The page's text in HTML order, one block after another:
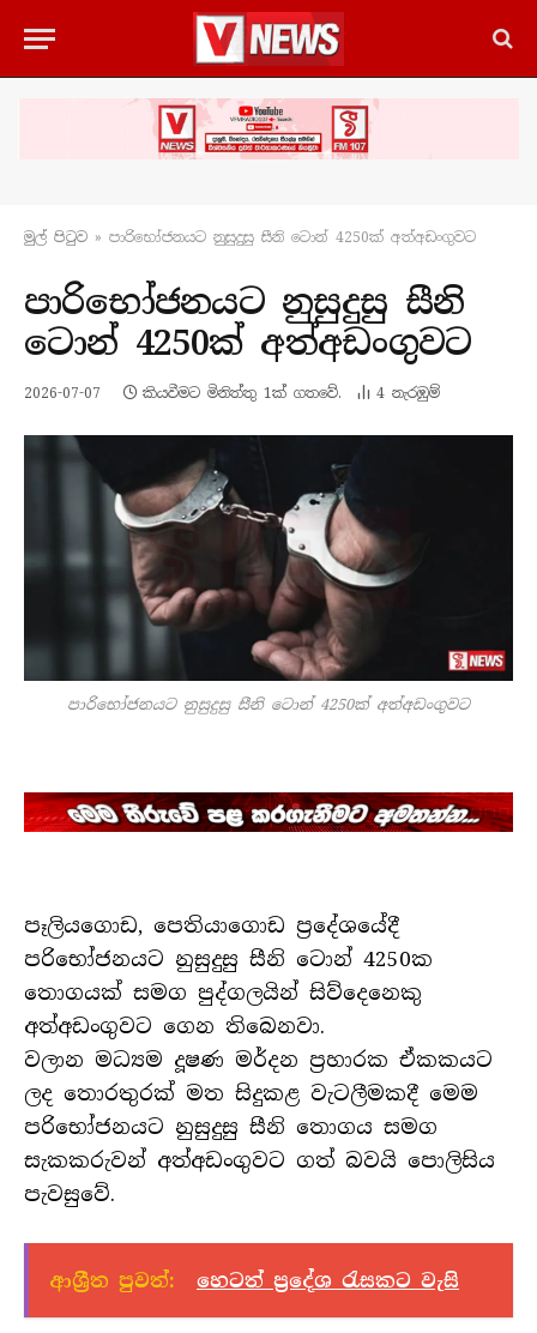
මුල් පිටු​ව » පාරිභෝජනයට නුසුදුසු සීනි ටොන් 4250ක් අත්අඩංගුවට
පාරිභෝජනයට නුසුදුසු සීනි
ටොන් 4250ක් අත්අඩංගුවට
2026-07-07 කියවීමට මිනිත්තු 1ක් ගතවේ. 4 නැරඹු​ම්
පාරිභෝජනයට නුසුදුසු සීනි ටොන් 4250ක් අත්අඩංගුවට
පෑලියගොඩ, පෙතියාගොඩ ප්‍රදේශයේදී
පරිභෝජනයට නුසුදුසු සීනි ටොන් 4250ක
තොගයක් සමග පුද්ගලයින් සිව්දෙනෙකු
අත්අඩංගුවට ගෙන තිබෙනවා.
වලාන මධ්‍යම දූෂණ මර්දන ප්‍රහාරක ඒකකයට
ලද තොරතුරක් මත සිදුකළ වැටලීමකදී මෙම
පරිභෝජනයට නුසුදුසු සීනි තොගය සමග
සැකකරුවන් අත්අඩංගුවට ගත් බවයි පොලිසිය
පැවසුවේ.
ආශ්‍රීත පුවත්: හෙටත් ප්‍රදේශ රැසකට වැසි